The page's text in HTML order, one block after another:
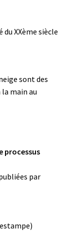
XXème siècle
sont des
main au
processus
par